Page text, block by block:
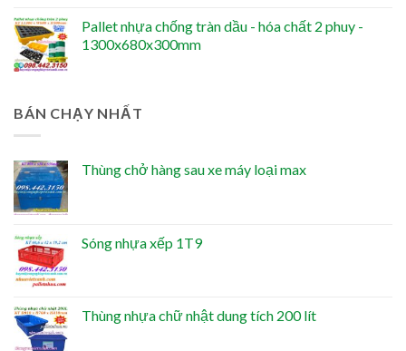
Pallet nhựa chống tràn dầu - hóa chất 2 phuy -
1300x680x300mm
BÁN CHẠY NHẤT
Thùng chở hàng sau xe máy loại max
Sóng nhựa xếp 1T9
Thùng nhựa chữ nhật dung tích 200 lít